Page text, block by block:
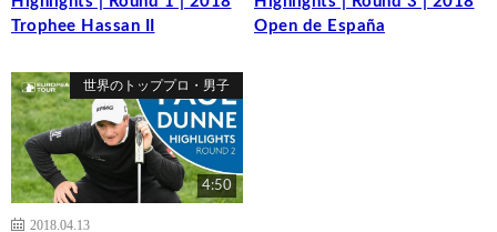
Trophee Hassan II
Open de España
世界のトッププロ・男子
4:50
2018.04.13